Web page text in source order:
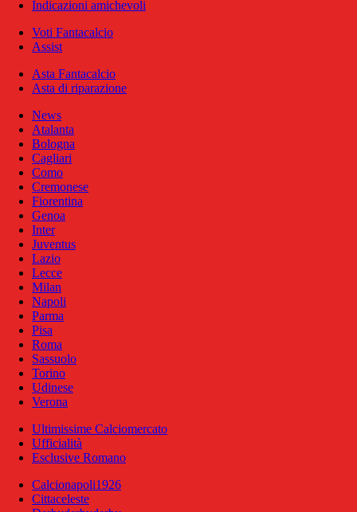
Indicazioni amichevoli
Voti Fantacalcio
Assist
Asta Fantacalcio
Asta di riparazione
News
Atalanta
Bologna
Cagliari
Como
Cremonese
Fiorentina
Genoa
Inter
Juventus
Lazio
Lecce
Milan
Napoli
Parma
Pisa
Roma
Sassuolo
Torino
Udinese
Verona
Ultimissime Calciomercato
Ufficialità
Esclusive Romano
Calcionapoli1926
Cittaceleste